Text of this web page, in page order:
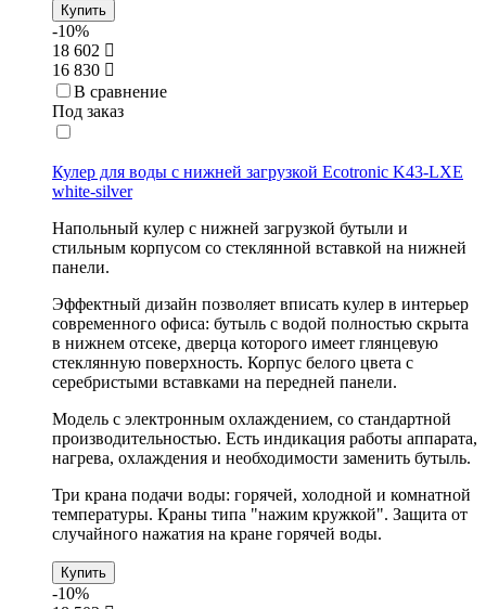
Купить
-10%
18 602
16 830
В сравнение
Под заказ
Кулер для воды с нижней загрузкой Ecotronic K43-LXE
white-silver
Напольный кулер с нижней загрузкой бутыли и
стильным корпусом со стеклянной вставкой на нижней
панели.
Эффектный дизайн позволяет вписать кулер в интерьер
современного офиса: бутыль с водой полностью скрыта
в нижнем отсеке, дверца которого имеет глянцевую
стеклянную поверхность. Корпус белого цвета с
серебристыми вставками на передней панели.
Модель с электронным охлаждением, со стандартной
производительностью. Есть индикация работы аппарата,
нагрева, охлаждения и необходимости заменить бутыль.
Три крана подачи воды: горячей, холодной и комнатной
температуры. Краны типа "нажим кружкой". Защита от
случайного нажатия на кране горячей воды.
Купить
-10%